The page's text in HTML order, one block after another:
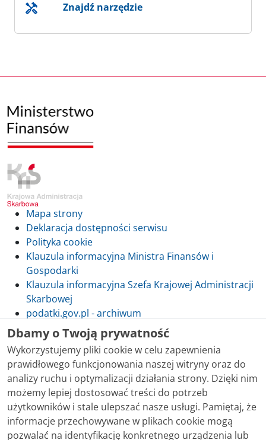
Znajdź narzędzie
Mapa strony
Deklaracja dostępności serwisu
Polityka cookie
Klauzula informacyjna Ministra Finansów i
Gospodarki
Klauzula informacyjna Szefa Krajowej Administracji
Skarbowej
podatki.gov.pl - archiwum
Skontaktuj się z nami
Treści zamieszczone w serwisie udostępniamy
bezpłatnie. Korzystanie z treści opublikowanych w
serwisie podatki.gov.pl, niezależnie od celu i sposobu
Dbamy o Twoją prywatność
Wykorzystujemy pliki cookie w celu zapewnienia
prawidłowego funkcjonowania naszej witryny oraz do
analizy ruchu i optymalizacji działania strony. Dzięki nim
możemy lepiej dostosować treści do potrzeb
użytkowników i stale ulepszać nasze usługi. Pamiętaj, że
informacje przechowywane w plikach cookie mogą
pozwalać na identyfikację konkretnego urządzenia lub